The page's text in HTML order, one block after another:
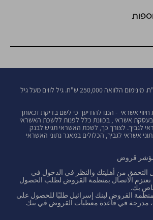
*לנכסים מעל מיליון ש"ח. מינימום הלוואה 250,000 ש"ח. גיל לווים מעל גיל
אשראי - הננו להודיעך כי לשם בדיקת זכאותך
אשראי , בכוונת כלל לפנות ללשכת האשראי
לגביך. לצורך כך, לשכת האשראי תגיש לבנק
אשראי לגביך, הכלולים במאגר נתוני האשראי
مؤشر قروض
التحقق من أهليتك والنظر في الدخول في
الاتصال بمنظمة القروض لطلب الحصول
بك.
القروض لبنك إسرائيل طلبًا للحصول على
في قاعدة معطيات القروض في بنك